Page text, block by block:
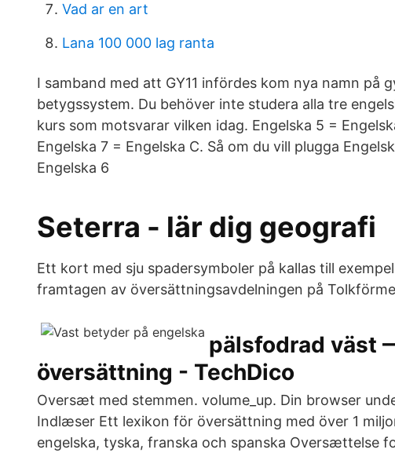
Vad ar en art
Lana 100 000 lag ranta
I samband med att GY11 infördes kom nya namn på
betygssystem. Du behöver inte studera alla tre
kurs som motsvarar vilken idag. Engelska 5 =
Engelska 7 = Engelska C. Så om du vill plugga
Engelska 6
Seterra - lär dig geografi
Ett kort med sju spadersymboler på kallas till
framtagen av översättningsavdelningen på
pälsfodrad väst
översättning - TechDico
Oversæt med stemmen. volume_up. Din browser
Indlæser Ett lexikon för översättning med över 1
engelska, tyska, franska och spanska Oversættelse